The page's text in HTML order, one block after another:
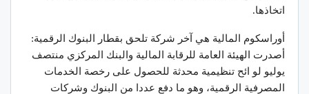
اتخاذها.
أوراسكوم المالية هي آخر شركة تلحق بقطار البنوك الرقمية:
أصدرت الهيئة العامة للرقابة المالية والبنك المركزي منتصف
يوليو لو ائح تنظيمية محدثة للحصول على رخصة الخدمات
المصرفية الرقمية، وهو ما دفع عددا من البنوك وشركات